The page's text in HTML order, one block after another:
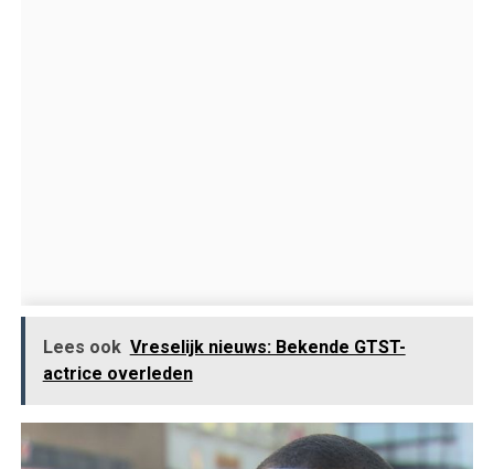
Lees ook Vreselijk nieuws: Bekende GTST-
actrice overleden